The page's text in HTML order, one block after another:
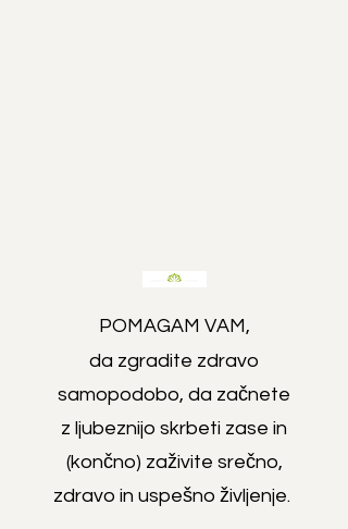
POMAGAM VAM,
da zgradite zdravo
samopodobo, da začnete
z ljubeznijo skrbeti zase in
(končno) zaživite srečno,
zdravo in uspešno življenje.